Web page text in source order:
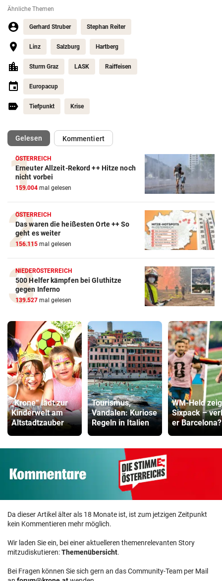
Ähnliche Themen
Gerhard Struber Stephan Reiter
Linz Salzburg Hartberg
Sturm Graz LASK Raiffeisen
Europacup
Tiefpunkt Krise
Gelesen(ausgewählt)Kommentiert
ÖSTERREICH
Erneuter Allzeit-Rekord ++ Hitze noch
nicht vorbei
159.004 mal gelesen
ÖSTERREICH
Das waren die heißesten Orte ++ So
geht es weiter
156.115 mal gelesen
NIEDERÖSTERREICH
500 Helfer kämpfen bei Gluthitze
gegen Inferno
139.527 mal gelesen
„Krone“ lädt zur
Kinderwelt am
Altstadtzauber
Tourismus,
Vandalen: Kuriose
Regeln in Italien
WM-Held
Sixpack –
er Barcelona?
Da dieser Artikel älter als 18 Monate ist, ist zum jetzigen Zeitpunkt
kein Kommentieren mehr möglich.
Wir laden Sie ein, bei einer aktuelleren themenrelevanten Story
mitzudiskutieren:Themenübersicht.
Bei Fragen können Sie sich gern an das Community-Team per Mail